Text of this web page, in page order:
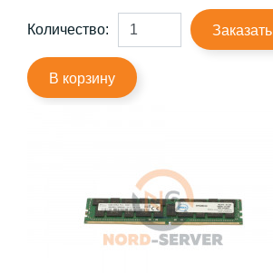
Количество: Заказать
В корзину